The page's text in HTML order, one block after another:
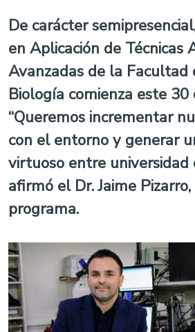
De carácter
en Aplicación de Técnicas
Avanzadas de la Facultad
Biología comienza este 30
“Queremos incrementar
con el entorno y generar
virtuoso entre universidad
afirmó el Dr. Jaime
programa.